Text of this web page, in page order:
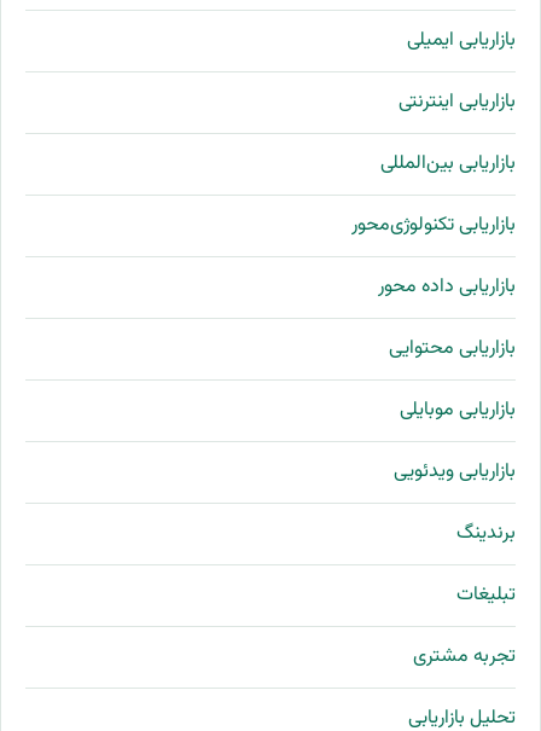
بازاریابی ایمیلی
بازاریابی اینترنتی
بازاریابی بین‌المللی
بازاریابی تکنولوژی‌محور
بازاریابی داده محور
بازاریابی محتوایی
بازاریابی موبایلی
بازاریابی ویدئویی
برندینگ
تبلیغات
تجربه مشتری
تحلیل بازاریابی